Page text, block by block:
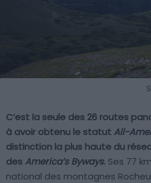
C’est la seule des 26 routes
à avoir obtenu le statut All-
distinction la plus haute du
des America’s Byways. Ses 77
national des montagnes